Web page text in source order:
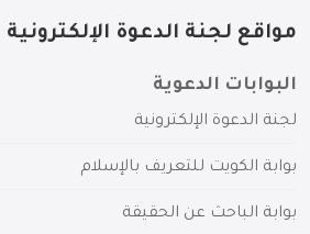
مواقع لجنة الدعوة الإلكترونية
البوابات الدعوية
لجنة الدعوة الإلكترونية
بوابة الكويت للتعريف بالإسلام
بوابة الباحث عن الحقيقة